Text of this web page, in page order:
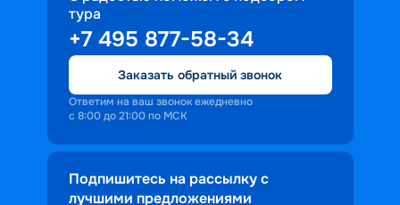
доброжелательность и заинтересованность
персонала корабля в каждом госте.
Ступая на борт теплохода, пассажиры
попадают в совершенно иную атмосферу,
где властвует тяга к приключениям и
открытиям.
тура
+7 495 877-58-34
Заказать обратный звонок
Ответим на ваш звонок ежедневно
с 8:00 до 21:00 по МСК
Подпишитесь на рассылку с
лучшими предложениями